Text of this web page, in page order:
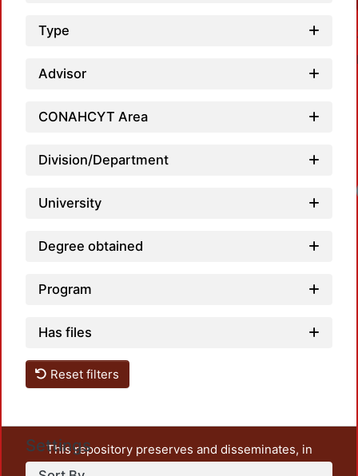
Type
Advisor
CONAHCYT Area
Division/Department
University
Degree obtained
Program
Has files
Reset filters
Settings
This repository preserves and disseminates, in
unrestricted open access, the teaching and research